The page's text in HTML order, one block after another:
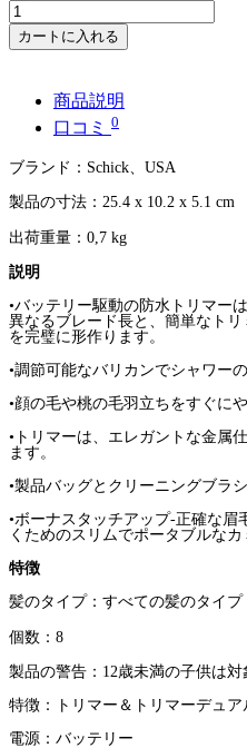
カートに入れる
商品説明
口コミ 0
ブランド： Schick USA
製品の寸法： 25.4 x 10.2 x 5.1 cm
出荷重量： 0,7 kg
説明
•バッテリー駆動の防水トリマー
異なるブレード長と、簡単なト
を完璧に形作ります。
•調節可能なバリカンでシャワー
•顔の毛や桃の毛羽立ちをすぐに
•トリマーは、エレガントな金属
ます。
•製品バッグとクリーニングブラ
•ボーナスタッチアップ-正確な眉
くためのスリムでポータブルなカ
特徴
髪のタイプ：すべての髪のタイプ
個数： 8
製品の警告： 12歳未満の子供は対
特徴：トリマー＆トリマーデュア
電源：バッテリー